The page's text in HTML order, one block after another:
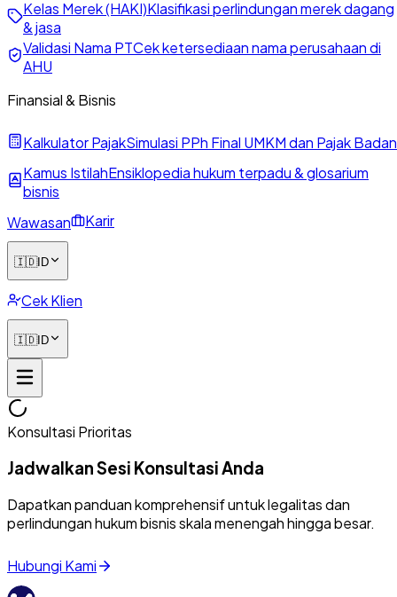
Kelas Merek (HAKI)Klasifikasi perlindungan merek dagang
& jasa
Validasi Nama PTCek ketersediaan nama perusahaan di
AHU
Finansial & Bisnis
Kalkulator PajakSimulasi PPh Final UMKM dan Pajak Badan
Kamus IstilahEnsiklopedia hukum terpadu & glosarium
bisnis
Wawasan
Karir
🇮🇩ID
Cek Klien
🇮🇩ID
Konsultasi Prioritas
Jadwalkan Sesi Konsultasi Anda
Dapatkan panduan komprehensif untuk legalitas dan
perlindungan hukum bisnis skala menengah hingga besar.
Hubungi Kami